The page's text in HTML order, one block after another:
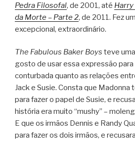
Pedra Filosofal, de 2001, até Harry
da Morte – Parte 2, de 2011. Fez
excepcional, extraordinário.
The Fabulous Baker Boys teve
gosto de usar essa expressão
conturbada quanto as relações
Jack e Susie. Consta que Madonna
para fazer o papel de Susie, e
história era muito “mushy” –
E que os irmãos Dennis e Randy
para fazer os dois irmãos, e